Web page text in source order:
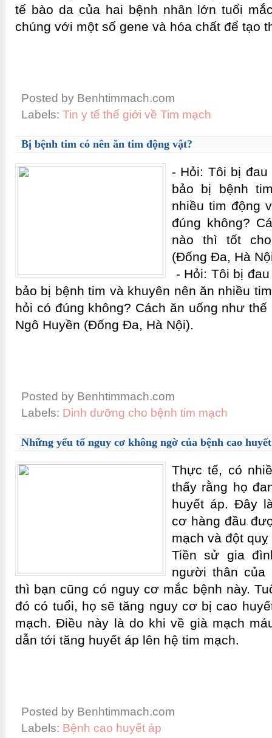
tế bào da của hai bệnh nhân lớn tuổi
chúng với một số gene và hóa chất để tạo
Posted by Benhtimmach.com
Labels: Tin y tế thế giới về Tim mạch
Bị bệnh tim có nên ăn tim động vật?
- Hỏi: Tôi bị
bảo bị bệnh
nhiều tim động
đúng không?
nào thì tốt
(Đống Đa, Hà
- Hỏi: Tôi bị
bảo bị bệnh tim và khuyên nên ăn nhiều
hỏi có đúng không? Cách ăn uống như
Ngô Huyền (Đống Đa, Hà Nội).
Posted by Benhtimmach.com
Labels: Dinh dưỡng cho bệnh tim mạch
Những yếu tố nguy cơ không ngờ của bệnh cao
Thực tế, có
thấy rằng họ
huyết áp. Đây
cơ hàng đầu
mạch và đột
Tiền sử gia
người thân của
thì bạn cũng có nguy cơ mắc bệnh này.
đó có tuổi, họ sẽ tăng nguy cơ bị cao
mạch. Điều này là do khi về già mạch
dẫn tới tăng huyết áp lên hệ tim mạch.
Posted by Benhtimmach.com
Labels: Bệnh cao huyết áp